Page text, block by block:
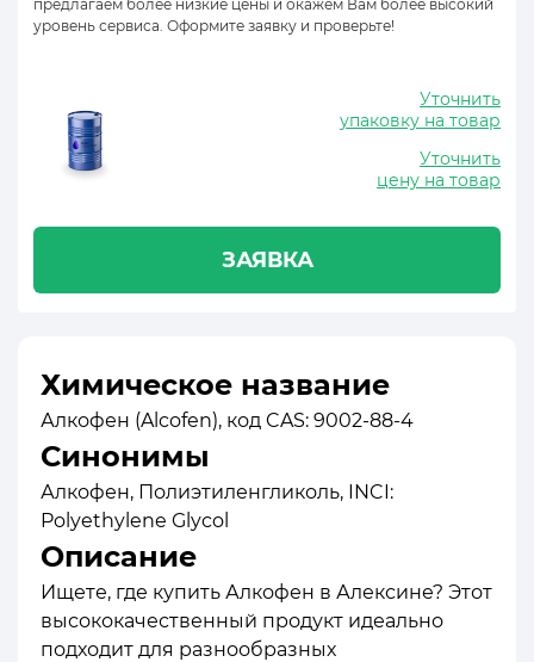
предлагаем более низкие цены и окажем Вам более высокий
уровень сервиса. Оформите заявку и проверьте!
Уточнить
упаковку на товар
Уточнить
цену на товар
ЗАЯВКА
Химическое название
Алкофен (Alcofen), код CAS: 9002-88-4
Синонимы
Алкофен, Полиэтиленгликоль, INCI:
Polyethylene Glycol
Описание
Ищете, где купить Алкофен в Алексине? Этот
высококачественный продукт идеально
подходит для разнообразных